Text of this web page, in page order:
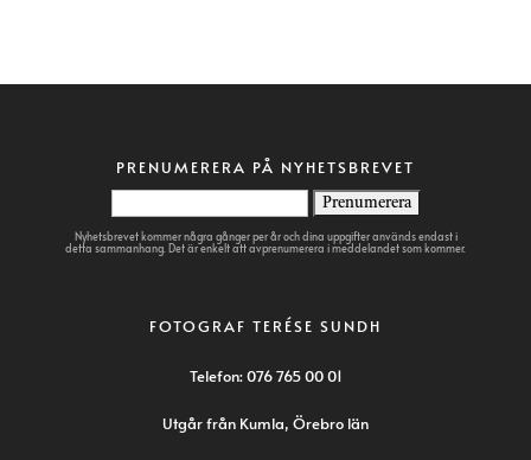
PRENUMERERA PÅ NYHETSBREVET
Nyhetsbrevet kommer några gånger per år och dina uppgifter används endast i
detta sammanhang. Det är enkelt att avprenumerera i meddelandet som kommer.
FOTOGRAF TERÉSE SUNDH
Telefon:076 765 00 01
Utgår från Kumla, Örebro län